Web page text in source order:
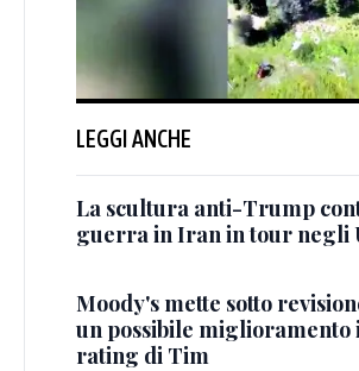
LEGGI ANCHE
La scultura anti-Trump
guerra in Iran in tour negli
Moody's mette sotto
un possibile miglioramento
rating di Tim